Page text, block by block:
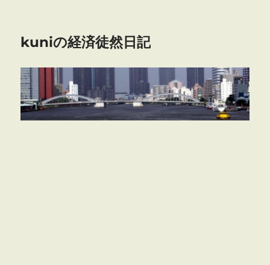
kuniの経済徒然日記